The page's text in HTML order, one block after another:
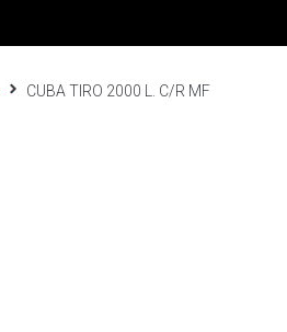
CUBA TIRO 2000 L. C/R MF